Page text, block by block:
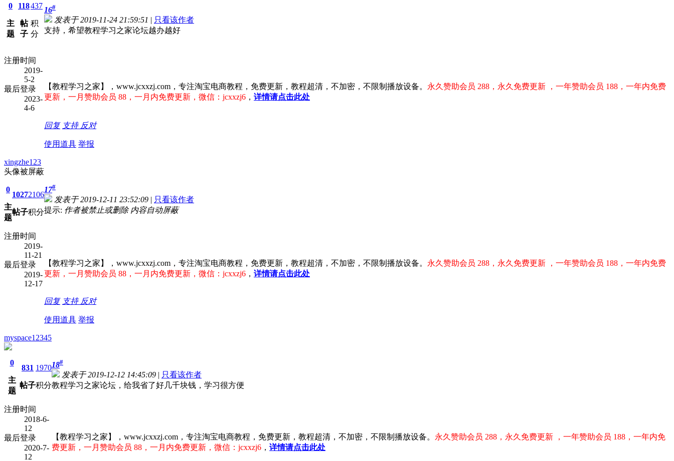
0
主
题
118
帖
子
437
积
分
注册时间
2019-
5-2
最后登录
2023-
4-6
16#
发表于 2019-11-24 21:59:51 | 只看该作者
支持，希望教程学习之家论坛越办越好
【教程学习之家】，www.jcxxzj.com，专注淘宝电商教程，免费更新，教程超清，不加密，不限制播放设备。 永久赞助会员 288，永久免费更新 ，一年赞助会员 188，一年内免费
更新，一月赞助会员 88，一月内免费更新，微信：jcxxzj6 ， 详情请点击此处
回复 支持 反对
使用道具 举报
xingzhe123
头像被屏蔽
0
主
题
1027
帖子
2106
积分
注册时间
2019-
11-21
最后登录
2019-
12-17
17#
发表于 2019-12-11 23:52:09 | 只看该作者
提示: 作者被禁止或删除 内容自动屏蔽
【教程学习之家】，www.jcxxzj.com，专注淘宝电商教程，免费更新，教程超清，不加密，不限制播放设备。 永久赞助会员 288，永久免费更新 ，一年赞助会员 188，一年内免费
更新，一月赞助会员 88，一月内免费更新，微信：jcxxzj6 ， 详情请点击此处
回复 支持 反对
使用道具 举报
myspace12345
0
主
题
831
帖子
1970
积分
注册时间
2018-6-
12
最后登录
2020-7-
12
18#
发表于 2019-12-12 14:45:09 | 只看该作者
教程学习之家论坛，给我省了好几千块钱，学习很方便
【教程学习之家】，www.jcxxzj.com，专注淘宝电商教程，免费更新，教程超清，不加密，不限制播放设备。 永久赞助会员 288，永久免费更新 ，一年赞助会员 188，一年内免
费更新，一月赞助会员 88，一月内免费更新，微信：jcxxzj6 ， 详情请点击此处